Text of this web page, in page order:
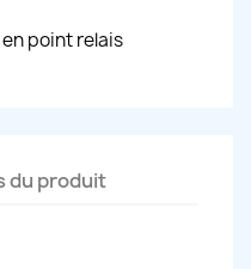
point relais
du produit